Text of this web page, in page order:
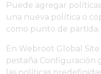
Puede agregar
una nueva política o
como punto de partida.
En Webroot Global
pestaña Configuración